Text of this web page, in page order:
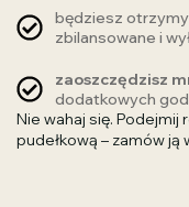
będziesz
zbilansowane i
zaoszczędzisz
dodatkowych
Nie wahaj się. Podejmij
pudełkową – zamów ją